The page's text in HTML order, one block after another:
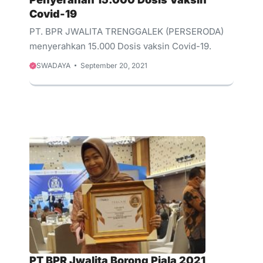
Covid-19
PT. BPR JWALITA TRENGGALEK (PERSERODA)
menyerahkan 15.000 Dosis vaksin Covid-19.
SWADAYA September 20, 2021
PT BPR Jwalita Borong Piala 2021